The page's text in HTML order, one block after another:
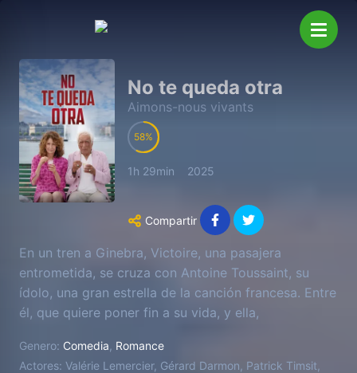
No te queda otra
Aimons-nous vivants
58
1h 29min 2025
Compartir
En un tren a Ginebra, Victoire, una pasajera
entrometida, se cruza con Antoine Toussaint, su
ídolo, una gran estrella de la canción francesa. Entre
él, que quiere poner fin a su vida, y ella,
explosivo.
Genero: Comedia Romance
Actores: Valérie Lemercier, Gérard Darmon, Patrick Timsit,